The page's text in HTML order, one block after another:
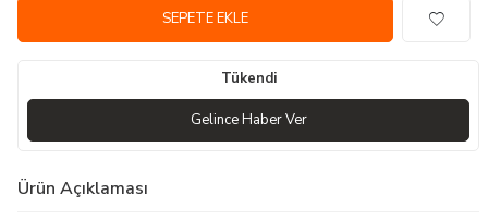
SEPETE EKLE
Tükendi
Gelince Haber Ver
Ürün Açıklaması